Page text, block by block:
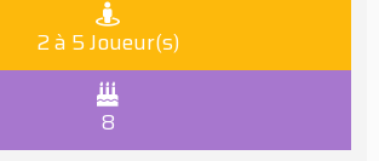
2 à 5 Joueur(s)
8